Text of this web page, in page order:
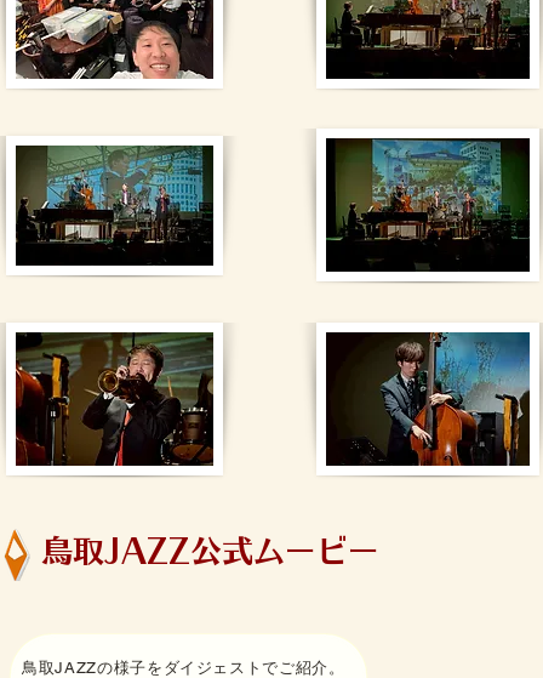
鳥取JAZZ公式ムービー
鳥取JAZZの様子をダイジェストでご紹介。